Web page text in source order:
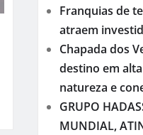
Franquias de
atraem
Chapada dos
destino em
natureza e
GRUPO
MUNDIAL,